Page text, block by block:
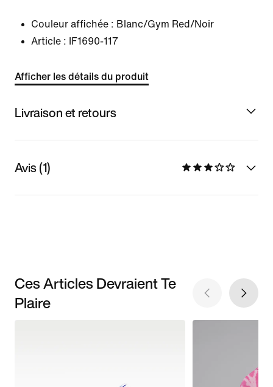
Couleur affichée : Blanc/Gym Red/Noir
Article :
IF1690-117
Afficher les détails du produit
Livraison et retours
Avis (1)
Ces Articles Devraient Te
Plaire